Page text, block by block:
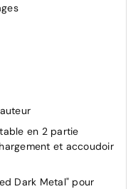
iPhone, y compris
en 2 partie
et accoudoir
Dark Metal" pour